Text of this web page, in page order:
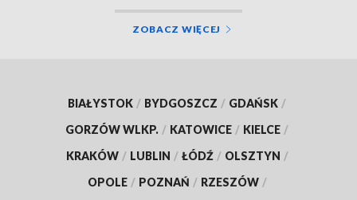
ZOBACZ WIĘCEJ
BIAŁYSTOK / BYDGOSZCZ / GDAŃSK /
GORZÓW WLKP. / KATOWICE / KIELCE /
KRAKÓW / LUBLIN / ŁÓDŹ / OLSZTYN /
OPOLE / POZNAŃ / RZESZÓW /